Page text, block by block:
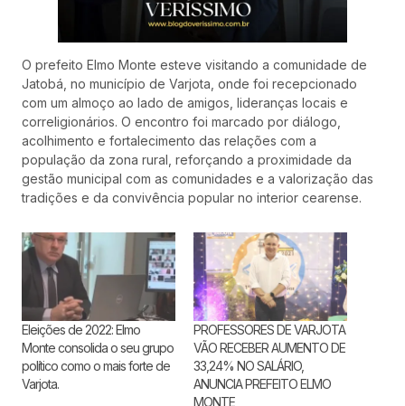
O prefeito Elmo Monte esteve visitando a comunidade de
Jatobá, no município de Varjota, onde foi recepcionado
com um almoço ao lado de amigos, lideranças locais e
correligionários. O encontro foi marcado por diálogo,
acolhimento e fortalecimento das relações com a
população da zona rural, reforçando a proximidade da
gestão municipal com as comunidades e a valorização das
tradições e da convivência popular no interior cearense.
Eleições de 2022: Elmo
Monte consolida o seu grupo
político como o mais forte de
Varjota.
PROFESSORES DE VARJOTA
VÃO RECEBER AUMENTO DE
33,24% NO SALÁRIO,
ANUNCIA PREFEITO ELMO
MONTE